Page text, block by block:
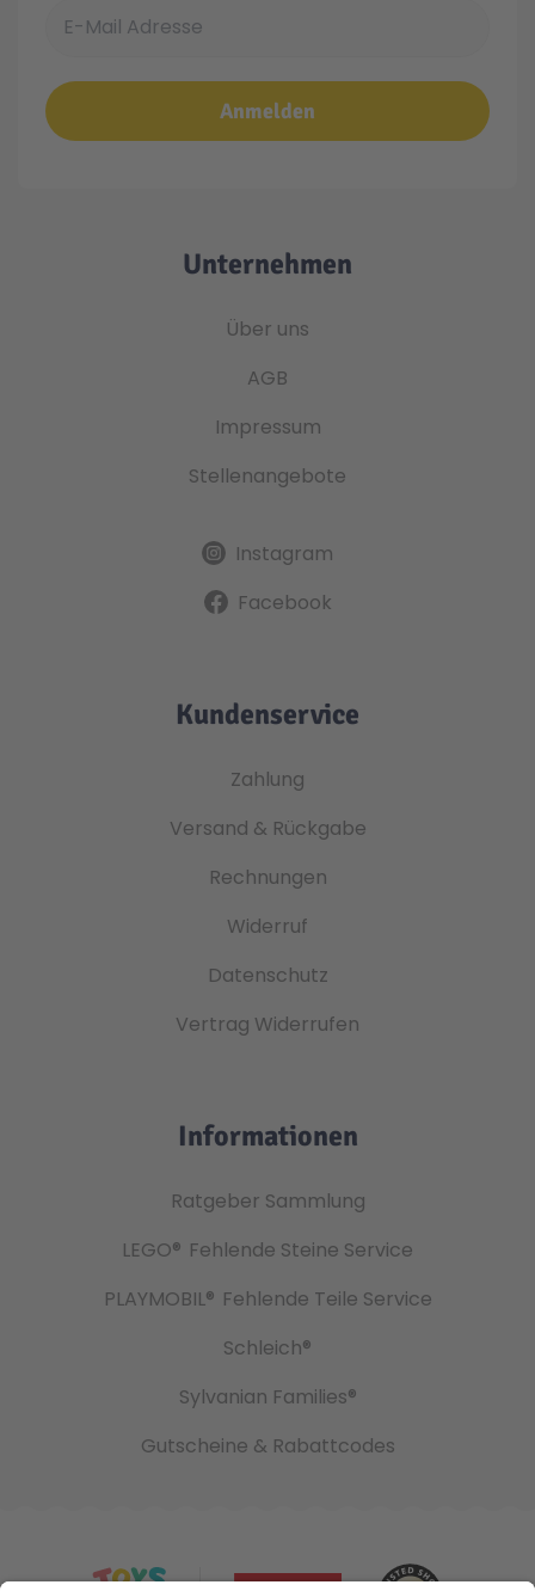
Anmelden
Unternehmen
Über uns
AGB
Impressum
Stellenangebote
Instagram
Facebook
Kundenservice
Zahlung
Versand & Rückgabe
Rechnungen
Widerruf
Datenschutz
Vertrag Widerrufen
Informationen
Ratgeber Sammlung
LEGO® Fehlende Steine Service
PLAYMOBIL® Fehlende Teile Service
Schleich®
Sylvanian Families®
Gutscheine & Rabattcodes